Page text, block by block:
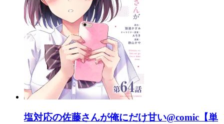
塩対応の佐藤さんが俺にだけ甘い@comic【単